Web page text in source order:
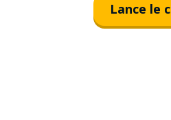
Lance le